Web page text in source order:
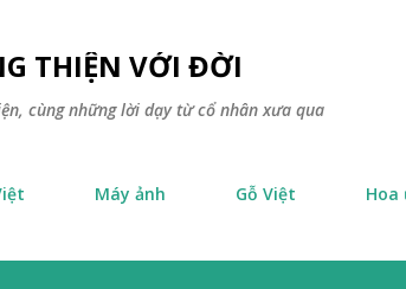
THIỆN VỚI ĐỜI
cùng những lời dạy từ cổ nhân xưa qua
Máy ảnh Gỗ Việt Hoa